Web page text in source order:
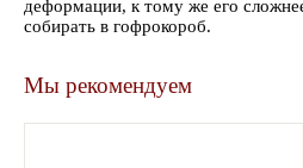
деформации, к тому же его
собирать в гофрокороб.
Мы рекомендуем